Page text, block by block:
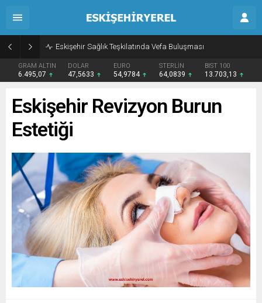
Eskişehir Sağlık Teşkilatında Vefa Buluşması
GRAM ALTIN
6.495,07
DOLAR
47,5633
EURO
54,9784
STERLİN
64,0839
BIST 100
13.703,13
Eskişehir Revizyon Burun
Estetiği